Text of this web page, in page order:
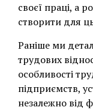
своєї праці, а
створити для
Раніше ми
трудових
особливості
підприємств,
незалежно від